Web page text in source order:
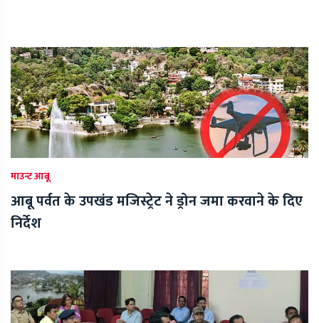
माउन्ट आबू
आबू पर्वत के उपखंड मजिस्ट्रेट ने ड्रोन जमा करवाने के दिए
निर्देश